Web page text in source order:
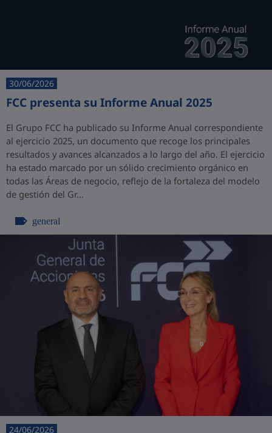
30/06/2026
FCC presenta su Informe Anual 2025
El Grupo FCC ha publicado su Informe Anual correspondiente
al ejercicio 2025, un documento que recoge los principales
resultados y avances alcanzados a lo largo del año. El ejercicio
ha estado marcado por un sólido crecimiento orgánico en
todas las Áreas de negocio, reflejo de la fortaleza del modelo
de gestión del Gr...
general
24/06/2026